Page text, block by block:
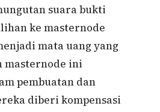
suara bukti
ke masternode
mata uang yang
masternode ini
pembuatan dan
diberi kompensasi